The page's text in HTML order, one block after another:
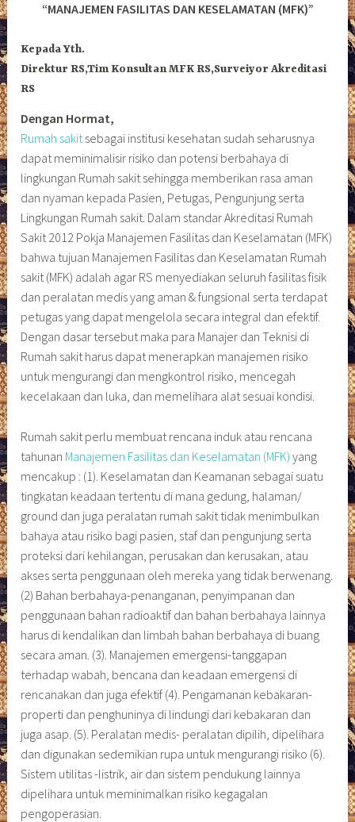
“MANAJEMEN FASILITAS DAN KESELAMATAN (MFK)”
Kepada Yth.
Direktur RS,Tim Konsultan MFK RS,Surveiyor Akreditasi
RS
Dengan Hormat,
Rumah sakitsebagai institusi kesehatan sudah seharusnya
dapat meminimalisir risiko dan potensi berbahaya di
lingkungan Rumah sakit sehingga memberikan rasa aman
dan nyaman kepada Pasien, Petugas, Pengunjung serta
Lingkungan Rumah sakit. Dalam standar Akreditasi Rumah
Sakit 2012 Pokja Manajemen Fasilitas dan Keselamatan (MFK)
bahwa tujuan Manajemen Fasilitas dan Keselamatan Rumah
sakit (MFK) adalah agar RS menyediakan seluruh fasilitas fisik
dan peralatan medis yang aman & fungsional serta terdapat
petugas yang dapat mengelola secara integral dan efektif.
Dengan dasar tersebut maka para Manajer dan Teknisi di
Rumah sakit harus dapat menerapkan manajemen risiko
untuk mengurangi dan mengkontrol risiko, mencegah
kecelakaan dan luka, dan memelihara alat sesuai kondisi.
Rumah sakit perlu membuat rencana induk atau rencana
tahunan Manajemen Fasilitas dan Keselamatan (MFK) yang
mencakup : (1). Keselamatan dan Keamanan sebagai suatu
tingkatan keadaan tertentu di mana gedung, halaman/
ground dan juga peralatan rumah sakit tidak menimbulkan
bahaya atau risiko bagi pasien, staf dan pengunjung serta
proteksi dari kehilangan, perusakan dan kerusakan, atau
akses serta penggunaan oleh mereka yang tidak berwenang.
(2) Bahan berbahaya-penanganan, penyimpanan dan
penggunaan bahan radioaktif dan bahan berbahaya lainnya
harus di kendalikan dan limbah bahan berbahaya di buang
secara aman. (3). Manajemen emergensi-tanggapan
terhadap wabah, bencana dan keadaan emergensi di
rencanakan dan juga efektif (4). Pengamanan kebakaran-
properti dan penghuninya di lindungi dari kebakaran dan
juga asap. (5). Peralatan medis- peralatan dipilih, dipelihara
dan digunakan sedemikian rupa untuk mengurangi risiko (6).
Sistem utilitas -listrik, air dan sistem pendukung lainnya
dipelihara untuk meminimalkan risiko kegagalan
pengoperasian.